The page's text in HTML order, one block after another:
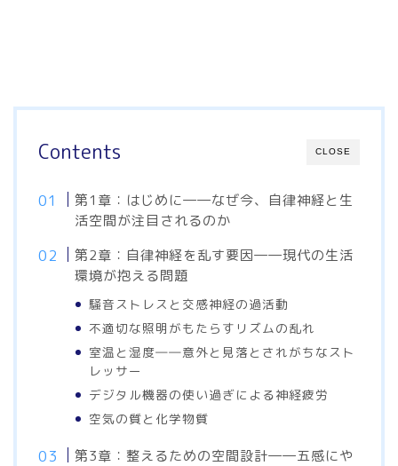
CLOSE
Contents
第1章：はじめに――なぜ今、自律神経と生
活空間が注目されるのか
第2章：自律神経を乱す要因――現代の生活
環境が抱える問題
騒音ストレスと交感神経の過活動
不適切な照明がもたらすリズムの乱れ
室温と湿度――意外と見落とされがちなスト
レッサー
デジタル機器の使い過ぎによる神経疲労
空気の質と化学物質
第3章：整えるための空間設計――五感にや